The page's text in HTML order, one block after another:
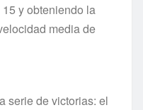
y obteniendo la
media de
serie de victorias: el